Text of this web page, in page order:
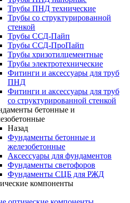
Трубы ПНД технические
Трубы со структурированной
стенкой
Трубы ССД-Пайп
Трубы ССД-ПроПайп
Трубы хризотилцементные
Трубы электротехнические
Фитинги и аксессуары для труб
ПНД
Фитинги и аксессуары для труб
со структурированной стенкой
бетонные и
Назад
Фундаменты бетонные и
железобетонные
Аксессуары для фундаментов
Фундаменты светофоров
Фундаменты СЦБ для РЖД
компоненты